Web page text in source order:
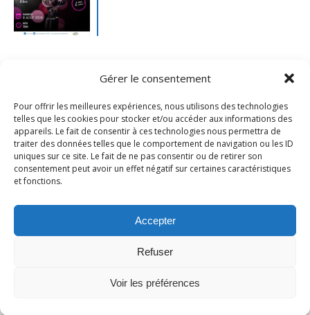
Gérer le consentement
Pour offrir les meilleures expériences, nous utilisons des technologies
telles que les cookies pour stocker et/ou accéder aux informations des
appareils. Le fait de consentir à ces technologies nous permettra de
traiter des données telles que le comportement de navigation ou les ID
uniques sur ce site. Le fait de ne pas consentir ou de retirer son
consentement peut avoir un effet négatif sur certaines caractéristiques
et fonctions.
Accepter
Refuser
Voir les préférences
- Ville de Merville -
Thème Ashe parWP Royal